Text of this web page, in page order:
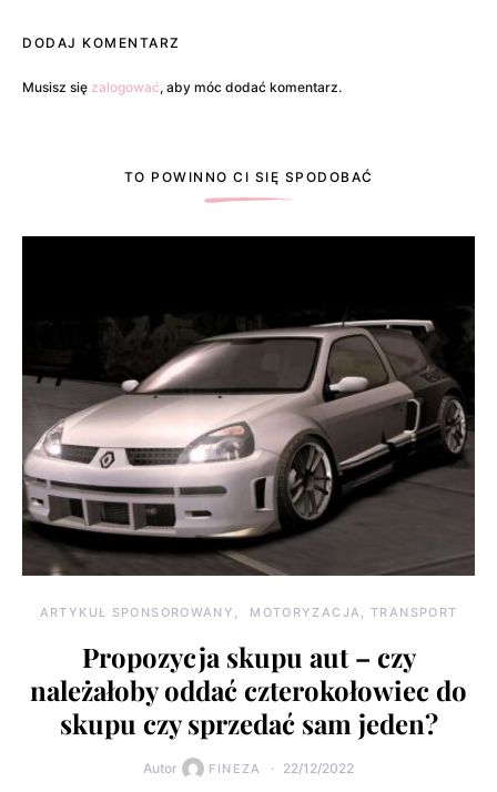
DODAJ KOMENTARZ
Musisz się zalogować, aby móc dodać komentarz.
TO POWINNO CI SIĘ SPODOBAĆ
ARTYKUŁ SPONSOROWANY MOTORYZACJA, TRANSPORT
Propozycja skupu aut – czy
należałoby oddać czterokołowiec do
skupu czy sprzedać sam jeden?
Autor FINEZA 22/12/2022